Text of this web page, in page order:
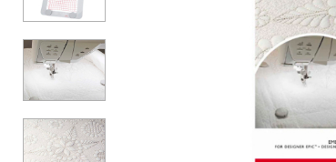
Аксессуары
Бренды